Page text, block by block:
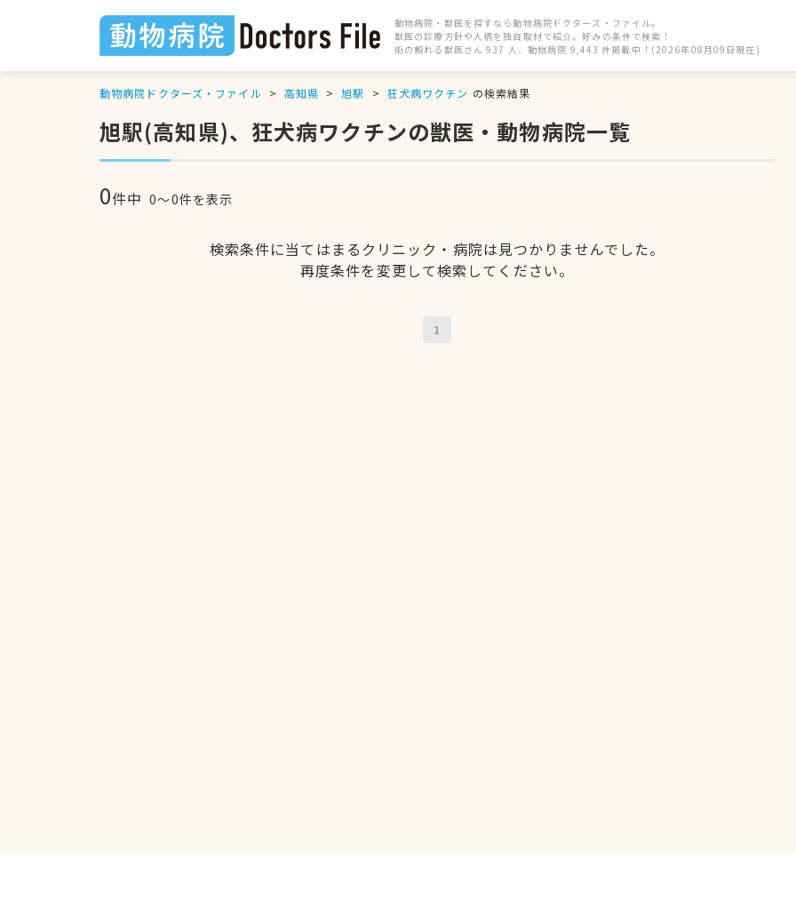
動物病院・獣医を探すなら動物病院ドクターズ・ファイル。
獣医の診療方針や人柄を独自取材で紹介。好みの条件で検索！
街の頼れる獣医さん 937 人、動物病院 9,443 件掲載中！(2026年08月09日現在)
動物病院ドクターズ・ファイル 高知県 旭駅 狂犬病ワクチン の検索結果
旭駅(高知県)、狂犬病ワクチンの獣医・動物病院一覧
0件中 0〜0件を表示
検索条件に当てはまるクリニック・病院は見つかりませんでした。
再度条件を変更して検索してください。
1